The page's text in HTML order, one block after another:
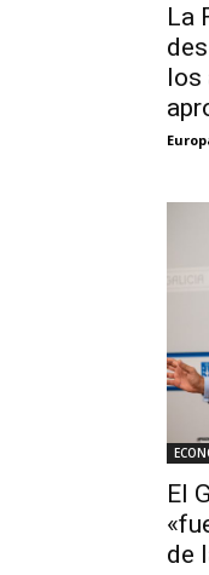
La
los
El
de